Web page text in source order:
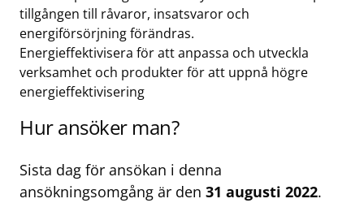
tillgången till råvaror, insatsvaror och
energiförsörjning förändras.
Energieffektivisera för att anpassa och utveckla
verksamhet och produkter för att uppnå högre
energieffektivisering
Hur ansöker man?
Sista dag för ansökan i denna
ansökningsomgång är den 31 augusti 2022.